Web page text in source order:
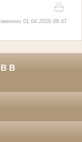
01.04.2026 08:47
В